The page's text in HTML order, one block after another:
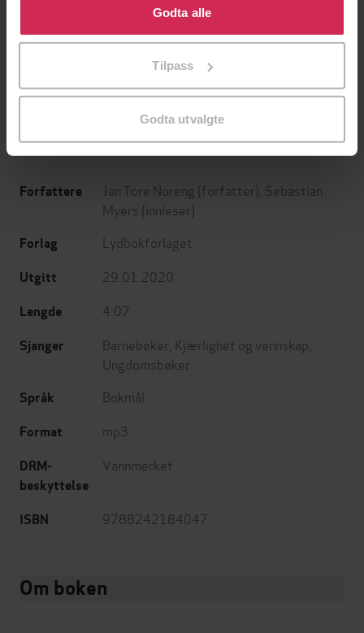
bruke cookies for alle disse formålene. Du kan også
tilpasse ditt samtykke til spesifikke formål ved å klikke
Godta alle
Tilpass
Godta utvalgte
299,-
LYDBOK
399,-
LYDBOK
Forfattere Jan Tore Noreng (forfatter), Sebastian
Myers (innleser)
Forlag Lydbokforlaget
Utgitt 29.01.2020
Lengde 4:07
Sjanger Barnebøker Kjærlighet og vennskap
Ungdomsbøker
Språk Bokmål
Format mp3
DRM-
beskyttelse
Vannmerket
ISBN 9788242184047
Om boken